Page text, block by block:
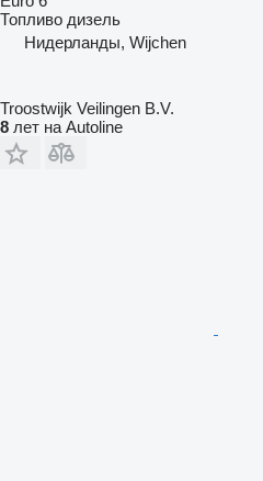
Топливо дизель
Нидерланды, Wijchen
Troostwijk Veilingen B.V.
8 лет на Autoline